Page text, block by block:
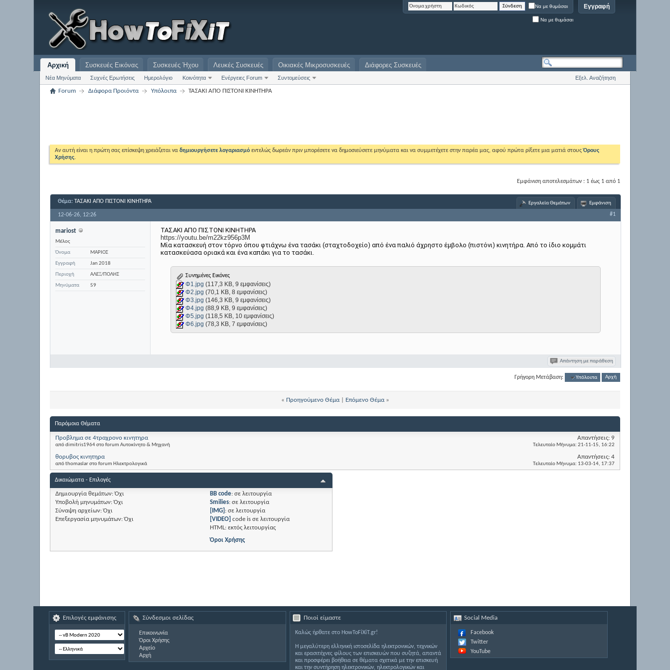
Εγγραφή
Να με θυμάσαι
Να με θυμάσαι
Αρχική
Νέα Μηνύματα Συχνές Ερωτήσεις Ημερολόγιο Κοινότητα Ενέργειες Forum Συντομεύσεις
Συσκευές Εικόνας Συσκευές Ήχου Λευκές Συσκευές Οικιακές Μικροσυσκευές Διάφορες Συσκευές
Εξελ. Αναζήτηση
Forum Διάφορα Προιόντα Υπόλοιπα ΤΑΣΑΚΙ ΑΠΟ ΠΙΣΤΟΝΙ ΚΙΝΗΤΗΡΑ
Αν αυτή είναι η πρώτη σας επίσκεψη χρειάζεται ναδημιουργήσετε λογαριασμό εντελώς δωρεάν πριν μπορέσετε να δημοσιεύσετε μηνύματα και να συμμετέχετε στην παρέα μας, αφού πρώτα ρίξετε μια ματιά στουςΌρους
Χρήσης.
Εμφάνιση αποτελεσμάτων : 1 έως 1 από 1
Θέμα:ΤΑΣΑΚΙ ΑΠΟ ΠΙΣΤΟΝΙ ΚΙΝΗΤΗΡΑ Εργαλεία Θεμάτων Εμφάνιση
12-06-26, 12:26 #1
mariost
Μέλος
Όνομα
ΜΑΡΙΟΣ
Εγγραφή
Jan 2018
Περιοχή
ΑΛΕΞ/ΠΟΛΗΣ
Μηνύματα
59
ΤΑΣΑΚΙ ΑΠΟ ΠΙΣΤΟΝΙ ΚΙΝΗΤΗΡΑ
https://youtu.be/m22kz956p3M
Μία κατασκευή στον τόρνο όπου φτιάχνω ένα τασάκι (σταχτοδοχείο) από ένα παλιό άχρηστο έμβολο (πιστόνι) κινητήρα. Από το ίδιο κομμάτι
κατασκεύασα οριακά και ένα καπάκι για το τασάκι.
Συνημένες Εικόνες
Φ1.jpg (117,3 KB, 9 εμφανίσεις)
Φ2.jpg (70,1 KB, 8 εμφανίσεις)
Φ3.jpg (146,3 KB, 9 εμφανίσεις)
Φ4.jpg (88,9 KB, 9 εμφανίσεις)
Φ5.jpg (118,5 KB, 10 εμφανίσεις)
Φ6.jpg (78,3 KB, 7 εμφανίσεις)
Απάντηση με παράθεση
Γρήγορη Μετάβαση: Υπόλοιπα Αρχή
« Προηγούμενο Θέμα| Επόμενο Θέμα »
Παρόμοια Θέματα
Προβλημα σε 4τραχρονο κινητηρα
από dimitris1964 στο forum Αυτοκίνητο & Μηχανή
Απαντήσεις:9
Τελευταίο Μήνυμα: 21-11-15, 16:22
θορυβος κινητηρα
από thomaslar στο forum Ηλεκτρολογικά
Απαντήσεις:4
Τελευταίο Μήνυμα: 13-03-14, 17:37
Δικαιώματα - Επιλογές
Δημιουργία θεμάτων:Όχι
Υποβολή μηνυμάτων:Όχι
Σύναψη αρχείων:Όχι
Επεξεργασία μηνυμάτων:Όχι
BB code: σε λειτουργία
Smilies: σε λειτουργία
[IMG] : σε λειτουργία
[VIDEO] code is σε λειτουργία
HTML: εκτός λειτουργίας
Όροι Χρήσης
Επιλογές εμφάνισης Σύνδεσμοι σελίδας
Επικοινωνία
Όροι Χρήσης
Αρχείο
Αρχή
Ποιοί είμαστε
Καλώς ήρθατε στο HowToFiXiT.gr!
Η μεγαλύτερη ελληνική ιστοσελίδα ηλεκτρονικών, τεχνικών
και ερασιτέχνες φίλους των επισκευών που συζητά, απαντά
και προσφέρει βοήθεια σε θέματα σχετικά με την επισκευή
και την συντήρηση ηλεκτρονικών, ηλεκτρολογικών και
Social Media
Facebook
Twitter
YouTube